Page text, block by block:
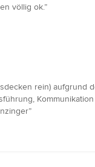
völlig ok.”
rein)